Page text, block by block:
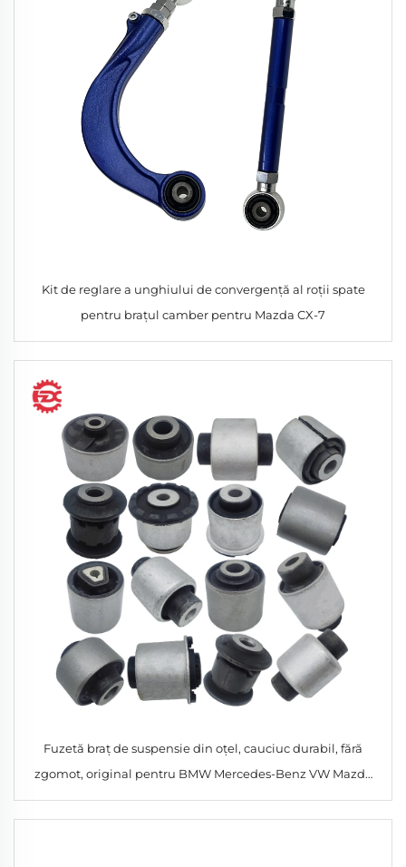
Kit de reglare a unghiului de convergență al roții spate
pentru brațul camber pentru Mazda CX-7
Fuzetă braț de suspensie din oțel, cauciuc durabil, fără
zgomot, original pentru BMW Mercedes-Benz VW Mazda
Nissan